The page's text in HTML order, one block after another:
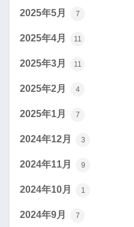
2025年5月 7
2025年4月 11
2025年3月 11
2025年2月 4
2025年1月 7
2024年12月 3
2024年11月 9
2024年10月 1
2024年9月 7